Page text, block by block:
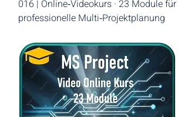
016 | Online‑Videokurs · 23 Module für
professionelle Multi‑Projektplanung